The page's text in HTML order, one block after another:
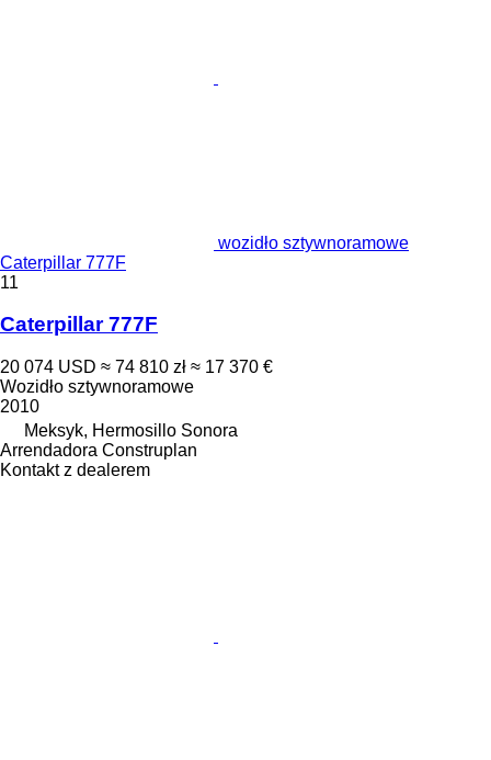
wozidło sztywnoramowe
Caterpillar 777F
11
Caterpillar 777F
20 074 USD ≈ 74 810 zł ≈ 17 370 €
Wozidło sztywnoramowe
2010
Meksyk, Hermosillo Sonora
Arrendadora Construplan
Kontakt z dealerem